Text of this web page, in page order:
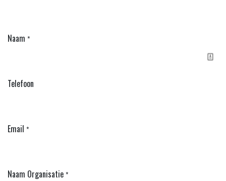
Naam *
Telefoon
Email *
Naam Organisatie *